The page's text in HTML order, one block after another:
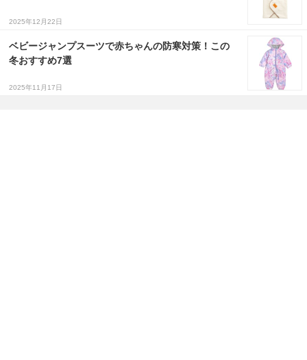
2025年12月22日
ベビージャンプスーツで赤ちゃんの防寒対策！この
冬おすすめ7選
2025年11月17日